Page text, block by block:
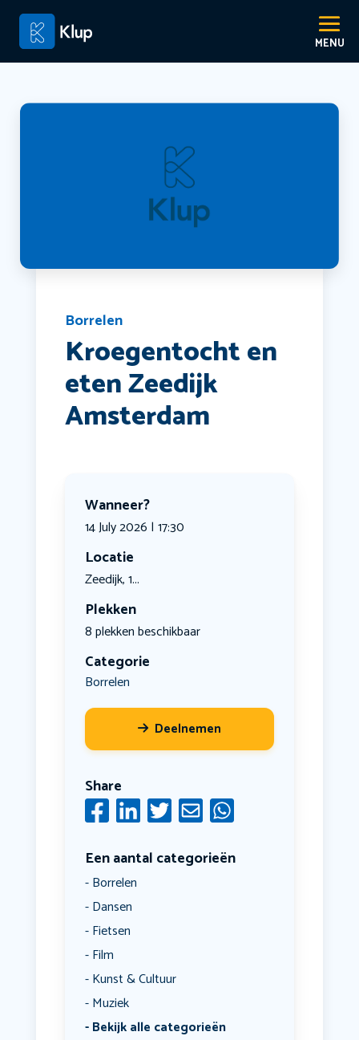
Borrelen
Kroegentocht en
eten Zeedijk
Amsterdam
Wanneer?
14 July 2026 | 17:30
Locatie
Zeedijk, 1...
Plekken
8 plekken beschikbaar
Categorie
Borrelen
Deelnemen
Share
Een aantal categorieën
Borrelen
Dansen
Fietsen
Film
Kunst & Cultuur
Muziek
Bekijk alle categorieën